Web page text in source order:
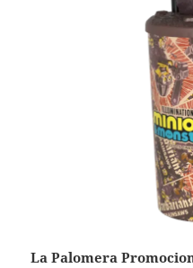
La Palomera